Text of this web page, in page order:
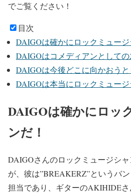
でご覧ください！
目次
DAIGOは確かにロックミュージ
DAIGOはコメディアンとしての
DAIGOは今後どこに向かおう
DAIGOは本当にロックミュー
DAIGOは確かにロッ
ンだ！
DAIGOさんのロックミュージシ
が、彼は”BREAKERZ”というバ
担当であり、ギターのAKIHIDE